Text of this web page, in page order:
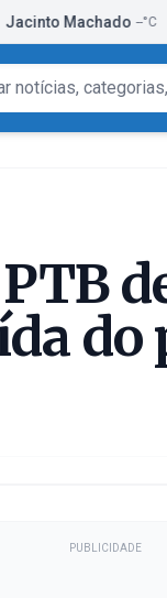
--°C
do
PUBLICIDADE